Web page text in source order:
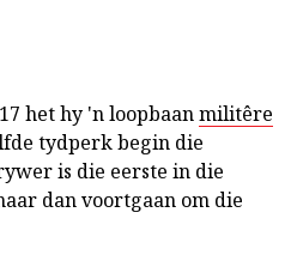
het hy 'n loopbaanmilitêre
tydperk begin die
is die eerste in die
dan voortgaan om die